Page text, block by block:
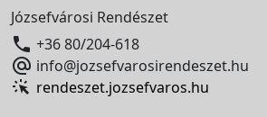
Józsefvárosi Rendészet
 +36 80/204-618
 info@jozsefvarosirendeszet.hu
rendeszet.jozsefvaros.hu